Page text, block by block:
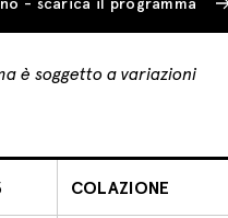
è soggetto a variazioni
COLAZIONE